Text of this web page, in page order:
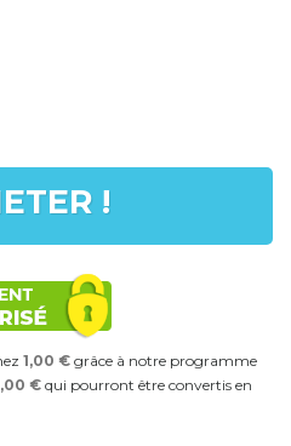
!
1,00 € grâce à notre programme
€ qui pourront être convertis en